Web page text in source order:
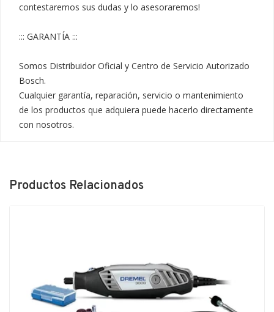
contestaremos sus dudas y lo asesoraremos!
::: GARANTÍA :::
Somos Distribuidor Oficial y Centro de Servicio Autorizado
Bosch.
Cualquier garantía, reparación, servicio o mantenimiento
de los productos que adquiera puede hacerlo directamente
con nosotros.
Productos Relacionados